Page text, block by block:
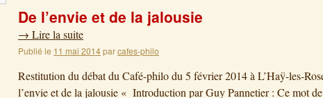
De l’envie et de la jalousie
→ Lire la suite
Publié le 11 mai 2014parcafes-philo
Restitution du débat du Café-philo du 5 février 2014 à L’Haÿ-les-
l’envie et de la jalousie « Introduction par Guy Pannetier : Ce mot